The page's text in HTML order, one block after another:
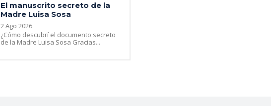
El manuscrito secreto de la
Madre Luisa Sosa
2 Ago 2026
¿Cómo descubrí el documento secreto
de la Madre Luisa Sosa Gracias...